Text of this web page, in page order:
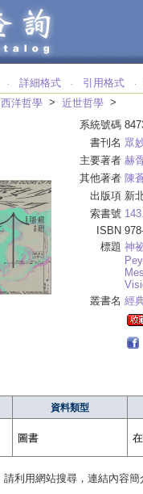
‧ 詳細格式 ‧ 引用格式 ‧
西洋哲學 > 近世哲學 >
系統號碼
書刊名 眾
主要著者 赫
其他著者 陳
出版項 新
索書號
ISBN
標題 神
叢書名 經
資料類型
圖書
請利用網站搜尋，連結內容簡